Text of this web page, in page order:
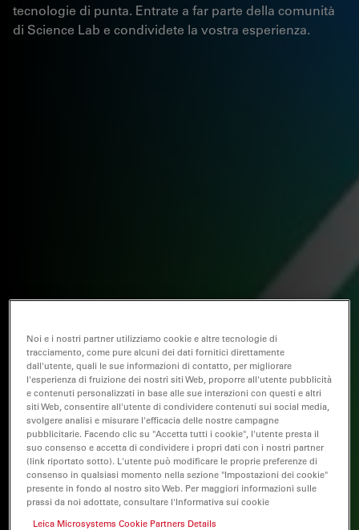
tecnologie di punta. Entrate a far parte della comunità
di Science Lab e condividete la vostra esperienza.
Noi e i nostri partner utilizziamo cookie e altre tecnologie di
tracciamento, come pure alcuni dei dati fornitici direttamente
dall'utente, quali le sue informazioni di contatto, per migliorare
l'esperienza di fruizione dei nostri siti Web, proporre all'utente pubblicità
e contenuti personalizzati in base alle sue interazioni con questi e altri
siti Web, consentire all'utente di condividere contenuti sui social media,
svolgere analisi e misurare l'efficacia delle nostre campagne
pubblicitarie. Facendo clic su "Accetta tutti i cookie", l'utente presta il
suo consenso e accetta di condividere i propri dati con i nostri partner
(link riportato sotto). L'utente può modificare le proprie preferenze di
consenso in qualsiasi momento nella sezione "Impostazioni dei cookie"
presente in fondo al nostro sito Web. Per maggiori informazioni sulle
prassi da noi adottate, consultare l'Informativa sui cookie
Leica Microsystems Cookie Partners Details